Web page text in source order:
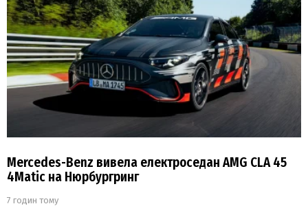
Mercedes-Benz вивела електроседан AMG CLA 45
4Matic на Нюрбургринг
7 годин тому